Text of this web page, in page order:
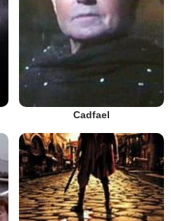
Cadfael